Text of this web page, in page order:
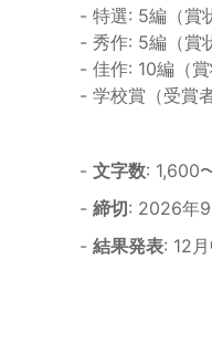
- 特選: 5編（賞
- 秀作: 5編（賞
- 佳作: 10編（
- 学校賞（受賞
- 文字数: 1,600
- 締切: 2026年9
- 結果発表: 12